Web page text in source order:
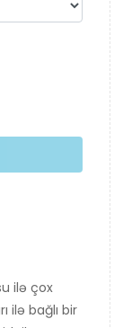
ilə çox
ilə bağlı bir